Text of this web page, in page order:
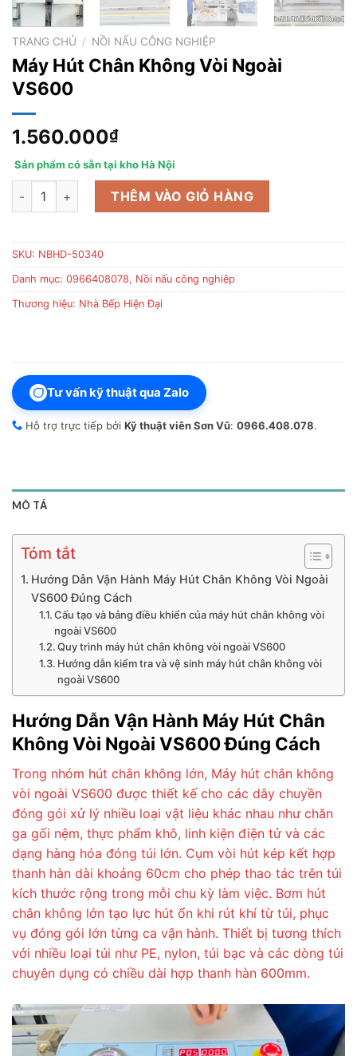
TRANG CHỦ / NỒI NẤU CÔNG NGHIỆP
Máy Hút Chân Không Vòi Ngoài
VS600
1.560.000₫
Sản phẩm có sẵn tại kho Hà Nội
Máy Hút Chân Không Vòi Ngoài VS600 số lượng
THÊM VÀO GIỎ HÀNG
SKU: NBHD-50340
Danh mục: 0966408078, Nồi nấu công nghiệp
Thương hiệu: Nhà Bếp Hiện Đại
Tư vấn kỹ thuật qua Zalo
Hỗ trợ trực tiếp bởi Kỹ thuật viên Sơn Vũ: 0966.408.078.
MÔ TẢ
Tóm tắt
Hướng Dẫn Vận Hành Máy Hút Chân Không Vòi Ngoài
VS600 Đúng Cách
Cấu tạo và bảng điều khiển của máy hút chân không vòi
ngoài VS600
Quy trình máy hút chân không vòi ngoài VS600
Hướng dẫn kiểm tra và vệ sinh máy hút chân không vòi
ngoài VS600
Hướng Dẫn Vận Hành Máy Hút Chân
Không Vòi Ngoài VS600 Đúng Cách
Trong nhóm hút chân không lớn, Máy hút chân không
vòi ngoài VS600 được thiết kế cho các dây chuyền
đóng gói xử lý nhiều loại vật liệu khác nhau như chăn
ga gối nệm, thực phẩm khô, linh kiện điện tử và các
dạng hàng hóa đóng túi lớn. Cụm vòi hút kép kết hợp
thanh hàn dài khoảng 60cm cho phép thao tác trên túi
kích thước rộng trong mỗi chu kỳ làm việc. Bơm hút
chân không lớn tạo lực hút ổn khi rút khí từ túi, phục
vụ đóng gói lớn từng ca vận hành. Thiết bị tương thích
với nhiều loại túi như PE, nylon, túi bạc và các dòng túi
chuyên dụng có chiều dài hợp thanh hàn 600mm.